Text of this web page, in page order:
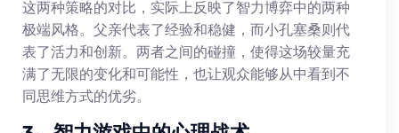
这两种策略的对比，实际上反映了智力博弈中的两种
极端风格。父亲代表了经验和稳健，而小孔塞桑则代
表了活力和创新。两者之间的碰撞，使得这场较量充
满了无限的变化和可能性，也让观众能够从中看到不
同思维方式的优劣。